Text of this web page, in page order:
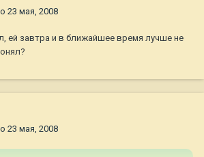
23 мая, 2008
ей завтра и в ближайшее время лучше не
23 мая, 2008